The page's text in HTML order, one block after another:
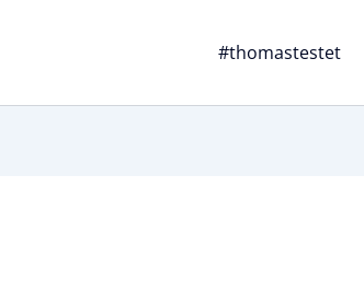
#thomastestet